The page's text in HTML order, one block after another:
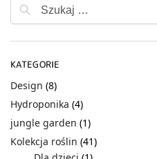
KATEGORIE
Design (8)
Hydroponika (4)
jungle garden (1)
Kolekcja roślin (41)